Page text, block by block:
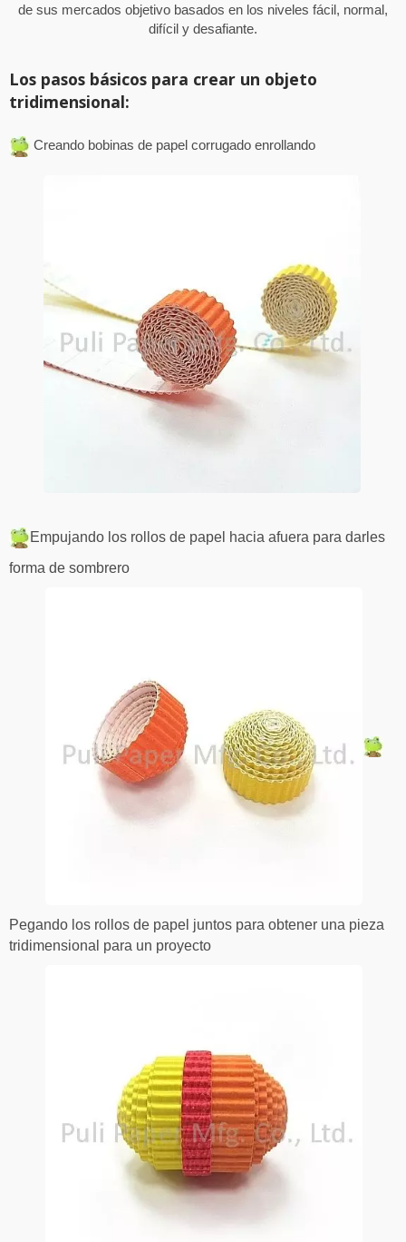
de sus mercados objetivo basados en los niveles fácil, normal,
difícil y desafiante.
Los pasos básicos para crear un objeto
tridimensional:
Creando bobinas de papel corrugado enrollando
Empujando los rollos de papel hacia afuera para darles
forma de sombrero
Pegando los rollos de papel juntos para obtener una pieza
tridimensional para un proyecto